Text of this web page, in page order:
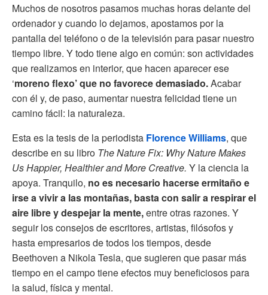
Muchos de nosotros pasamos muchas horas delante del
ordenador y cuando lo dejamos, apostamos por la
pantalla del teléfono o de la televisión para pasar nuestro
tiempo libre. Y todo tiene algo en común: son actividades
que realizamos en interior, que hacen aparecer ese
‘moreno flexo’ que no favorece demasiado.Acabar
con él y, de paso, aumentar nuestra felicidad tiene un
camino fácil: la naturaleza.
Esta es la tesis de la periodista Florence Williams, que
describe en su libro The Nature Fix: Why Nature Makes
Us Happier, Healthier and More Creative. Y la ciencia la
apoya. Tranquilo, no es necesario hacerse ermitaño e
irse a vivir a las montañas, basta con salir a respirar el
aire libre y despejar la mente,entre otras razones. Y
seguir los consejos de escritores, artistas, filósofos y
hasta empresarios de todos los tiempos, desde
Beethoven a Nikola Tesla, que sugieren que pasar más
tiempo en el campo tiene efectos muy beneficiosos para
la salud, física y mental.